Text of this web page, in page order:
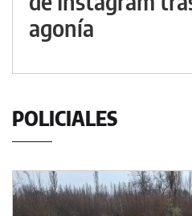
agonía
POLICIALES